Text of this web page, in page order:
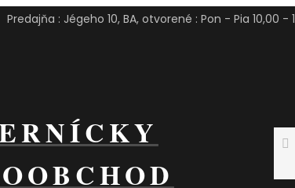
Predajňa : Jégeho 10, BA, otvorené : Pon - Pia 10,00